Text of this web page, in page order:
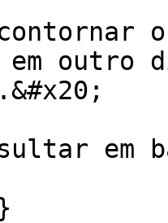
em
em